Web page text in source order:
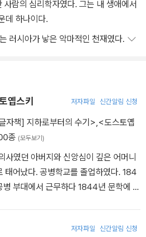
』은 도스토옙스키의 40여 년에 걸친 창
소설로서, 그의 작품들 가운데서도 가장
에 걸맞은 예술적 구조를 드러내는 작품
과 크고 작은 사건들, 무수한 에피소드
소설은 뛰어난 완성도를 보여 주며, 많
작품의 총체〉를 구현한 가장 탁월한 작
사람의 심리학자였다. 그는 내 생애에서
데 하나이다.
러시아가 낳은 악마적인 천재였다.
옙스키 저자파일 신간알림 신청
자책] 지하로부터의 수기> <도스토옙
종 (모두보기)
사였던 아버지와 신앙심이 깊은 어머니
태어났다. 공병학교를 졸업하였다. 184
부대에서 근무하다 1844년 문학에 생
이 작품을 쓰는 일이었다. 1849년 4월
저자파일 신간알림 신청